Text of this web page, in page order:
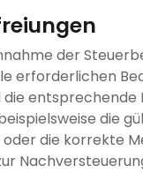
der
erforderlichen
die
die
die korrekte